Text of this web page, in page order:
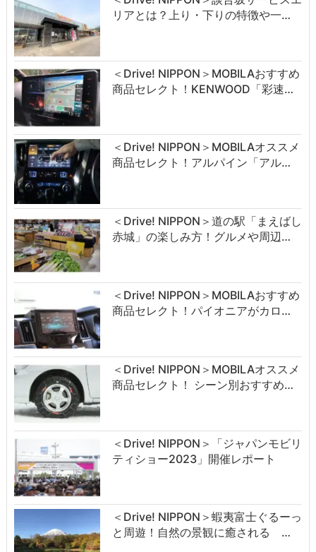
リアとは？上り・下りの特徴や一…
＜Drive! NIPPON＞MOBILAおすすめ
商品セレクト！KENWOOD「彩速…
＜Drive! NIPPON＞MOBILAオススメ
商品セレクト！アルパイン「アル…
＜Drive! NIPPON＞道の駅「まえばし
赤城」の楽しみ方！グルメや周辺…
＜Drive! NIPPON＞MOBILAおすすめ
商品セレクト！パイオニアがカロ…
＜Drive! NIPPON＞MOBILAオススメ
商品セレクト！ シーン別おすすめ…
＜Drive! NIPPON＞「ジャパンモビリ
ティショー2023」開催レポート
＜Drive! NIPPON＞蝦夷富士ぐるーっ
と周遊！自然の景観に癒される …